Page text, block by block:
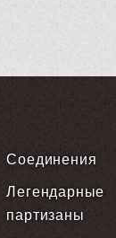
Соединения
Легендарные
партизаны